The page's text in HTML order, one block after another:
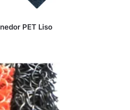
PET Liso